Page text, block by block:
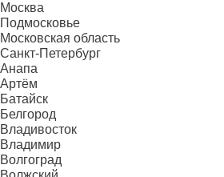
Москва
Подмосковье
Московская область
Санкт-Петербург
Анапа
Артём
Батайск
Белгород
Владивосток
Владимир
Волгоград